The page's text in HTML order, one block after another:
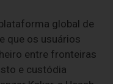
global de
que os usuários
entre fronteiras
e custódia